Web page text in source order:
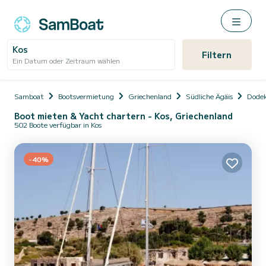
Kos
Ein Datum oder Zeitraum wählen Filtern
Samboat Bootsvermietung Griechenland Südliche Ägäis
Boot mieten & Yacht chartern - Kos, Griechenland
502 Boote verfügbar in Kos
-40%